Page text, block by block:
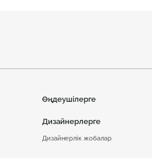
Өңдеушілерге
Дизайнерлерге
Дизайнерлік жобалар